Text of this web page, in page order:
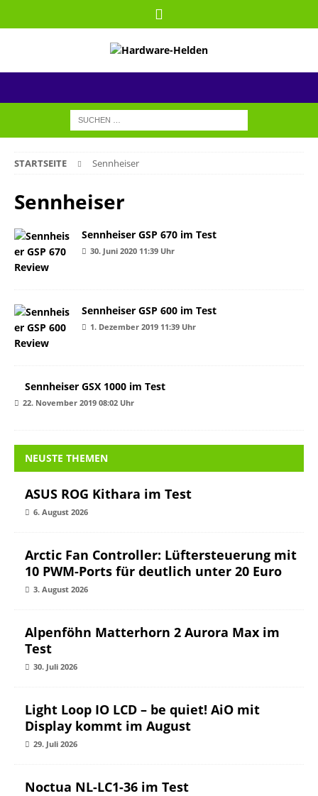
STARTSEITE Sennheiser
Sennheiser
Sennheiser GSP 670 im Test
30. Juni 2020 11:39 Uhr
Sennheiser GSP 600 im Test
1. Dezember 2019 11:39 Uhr
Sennheiser GSX 1000 im Test
22. November 2019 08:02 Uhr
NEUSTE THEMEN
ASUS ROG Kithara im Test
6. August 2026
Arctic Fan Controller: Lüftersteuerung mit
10 PWM-Ports für deutlich unter 20 Euro
3. August 2026
Alpenföhn Matterhorn 2 Aurora Max im
Test
30. Juli 2026
Light Loop IO LCD – be quiet! AiO mit
Display kommt im August
29. Juli 2026
Noctua NL-LC1-36 im Test